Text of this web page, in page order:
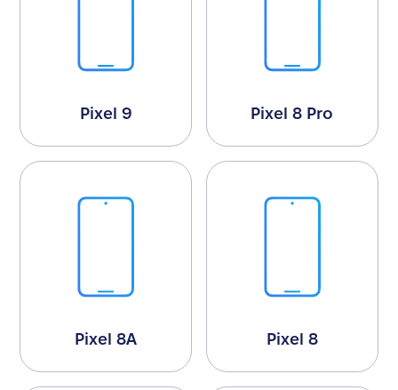
Pixel 9 Pixel 8 Pro
Pixel 8A Pixel 8